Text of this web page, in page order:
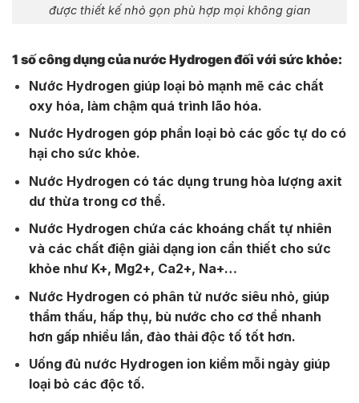
được thiết kế nhỏ gọn phù hợp mọi không gian
1 số công dụng của nước Hydrogen đối với sức khỏe:
Nước Hydrogen giúp loại bỏ mạnh mẽ các chất
oxy hóa, làm chậm quá trình lão hóa.
Nước Hydrogen góp phần loại bỏ các gốc tự do có
hại cho sức khỏe.
Nước Hydrogen có tác dụng trung hòa lượng axit
dư thừa trong cơ thể.
Nước Hydrogen chứa các khoáng chất tự nhiên
và các chất điện giải dạng ion cần thiết cho sức
khỏe như K+, Mg2+, Ca2+, Na+…
Nước Hydrogen có phân tử nước siêu nhỏ, giúp
thẩm thấu, hấp thụ, bù nước cho cơ thể nhanh
hơn gấp nhiều lần, đào thải độc tố tốt hơn.
Uống đủ nước Hydrogen ion kiềm mỗi ngày giúp
loại bỏ các độc tố.